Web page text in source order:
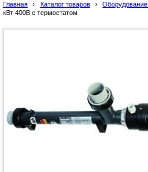
Главная › Каталог товаров ›
кВт 400В с термостатом